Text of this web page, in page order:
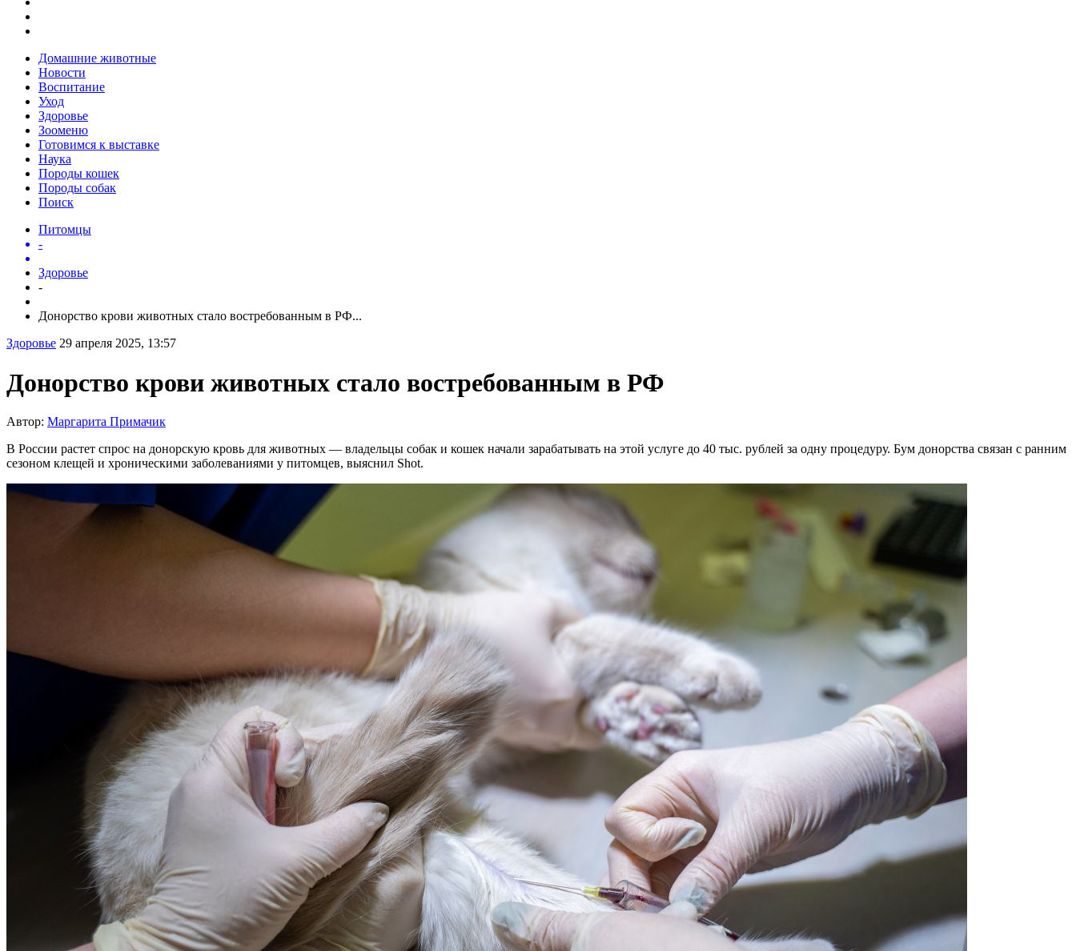
Домашние животные
Новости
Воспитание
Уход
Здоровье
Зооменю
Готовимся к выставке
Наука
Породы кошек
Породы собак
Поиск
Питомцы
-
Здоровье
-
Донорство крови животных стало востребованным в РФ...
Здоровье 29 апреля 2025, 13:57
Донорство крови животных стало востребованным в РФ
Автор: Маргарита Примачик
В России растет спрос на донорскую кровь для животных — владельцы собак и кошек начали зарабатывать на этой услуге до 40 тыс. рублей за одну процедуру. Бум донорства связан с ранним
сезоном клещей и хроническими заболеваниями у питомцев, выяснил Shot.